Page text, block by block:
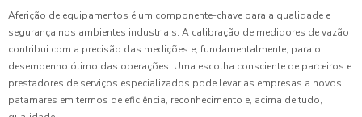
Aferição de equipamentos é um componente-chave para a qualidade e
segurança nos ambientes industriais. A calibração de medidores de vazão
contribui com a precisão das medições e, fundamentalmente, para o
desempenho ótimo das operações. Uma escolha consciente de parceiros e
prestadores de serviços especializados pode levar as empresas a novos
patamares em termos de eficiência, reconhecimento e, acima de tudo,